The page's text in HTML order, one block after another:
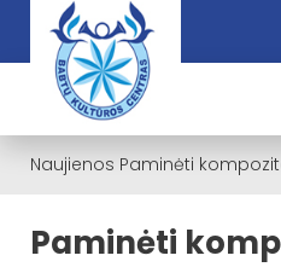
Naujienos Paminėti
Paminėti